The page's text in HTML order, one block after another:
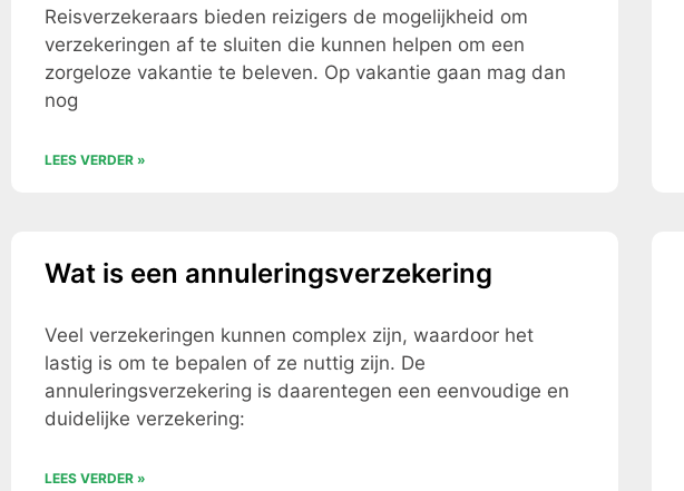
Reisverzekeraars bieden reizigers de mogelijkheid om
verzekeringen af te sluiten die kunnen helpen om een
zorgeloze vakantie te beleven. Op vakantie gaan mag dan
nog
LEES VERDER »
Wat is een annuleringsverzekering
Veel verzekeringen kunnen complex zijn, waardoor het
lastig is om te bepalen of ze nuttig zijn. De
annuleringsverzekering is daarentegen een eenvoudige en
duidelijke verzekering:
LEES VERDER »